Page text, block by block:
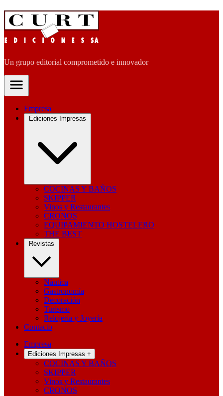
Un grupo editorial comprometido e innovador
Empresa
Ediciones Impresas
COCINAS Y BAÑOS
SKIPPER
Vinos y Restaurantes
CRONOS
EQUIPAMIENTO HOSTELERO
THE BEST
Revistas
Náutica
Gastronomía
Decoración
Turismo
Relojería y Joyería
Contacto
Empresa
Ediciones Impresas +
COCINAS Y BAÑOS
SKIPPER
Vinos y Restaurantes
CRONOS